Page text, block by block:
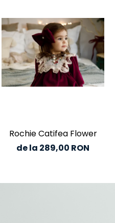
Rochie Catifea Flower
de la 289,00 RON